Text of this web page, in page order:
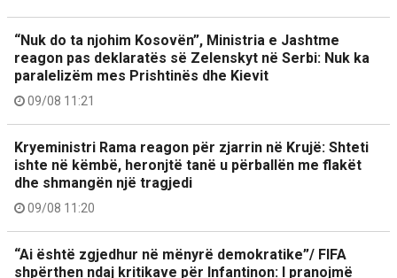
“Nuk do ta njohim Kosovën”, Ministria e Jashtme
reagon pas deklaratës së Zelenskyt në Serbi: Nuk ka
paralelizëm mes Prishtinës dhe Kievit
09/08 11:21
Kryeministri Rama reagon për zjarrin në Krujë: Shteti
ishte në këmbë, heronjtë tanë u përballën me flakët
dhe shmangën një tragjedi
09/08 11:20
“Ai është zgjedhur në mënyrë demokratike”/ FIFA
shpërthen ndaj kritikave për Infantinon: I pranojmë